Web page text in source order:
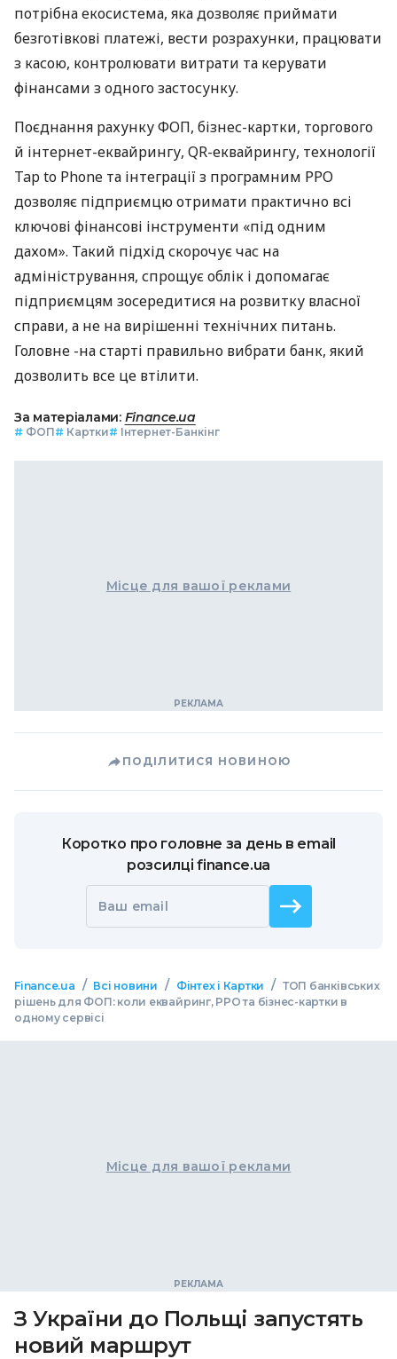
потрібна екосистема, яка дозволяє приймати
безготівкові платежі, вести розрахунки, працювати
з касою, контролювати витрати та керувати
фінансами з одного застосунку.
Поєднання рахунку ФОП, бізнес-картки, торгового
й інтернет-еквайрингу, QR-еквайрингу, технології
Tap to Phone та інтеграції з програмним РРО
дозволяє підприємцю отримати практично всі
ключові фінансові інструменти «під одним
дахом». Такий підхід скорочує час на
адміністрування, спрощує облік і допомагає
підприємцям зосередитися на розвитку власної
справи, а не на вирішенні технічних питань.
Головне -на старті правильно вибрати банк, який
дозволить все це втілити.
За матеріалами: Finance.ua
# ФОП# Картки# Інтернет-Банкінг
Місце для вашої реклами
ПОДІЛИТИСЯ НОВИНОЮ
Коротко про головне за день в email
розсилці finance.ua
Ваш email
Finance.ua / Всі новини / Фінтех і Картки / ТОП банківських
рішень для ФОП: коли еквайринг, РРО та бізнес-картки в
одному сервісі
Місце для вашої реклами
З України до Польщі запустять
новий маршрут